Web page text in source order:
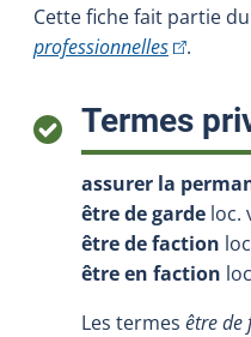
Cette fiche fait partie du
professionnelles(Cet
.
Termes
assurer la
être de garde loc.
être de faction
être en faction
Les termes être de